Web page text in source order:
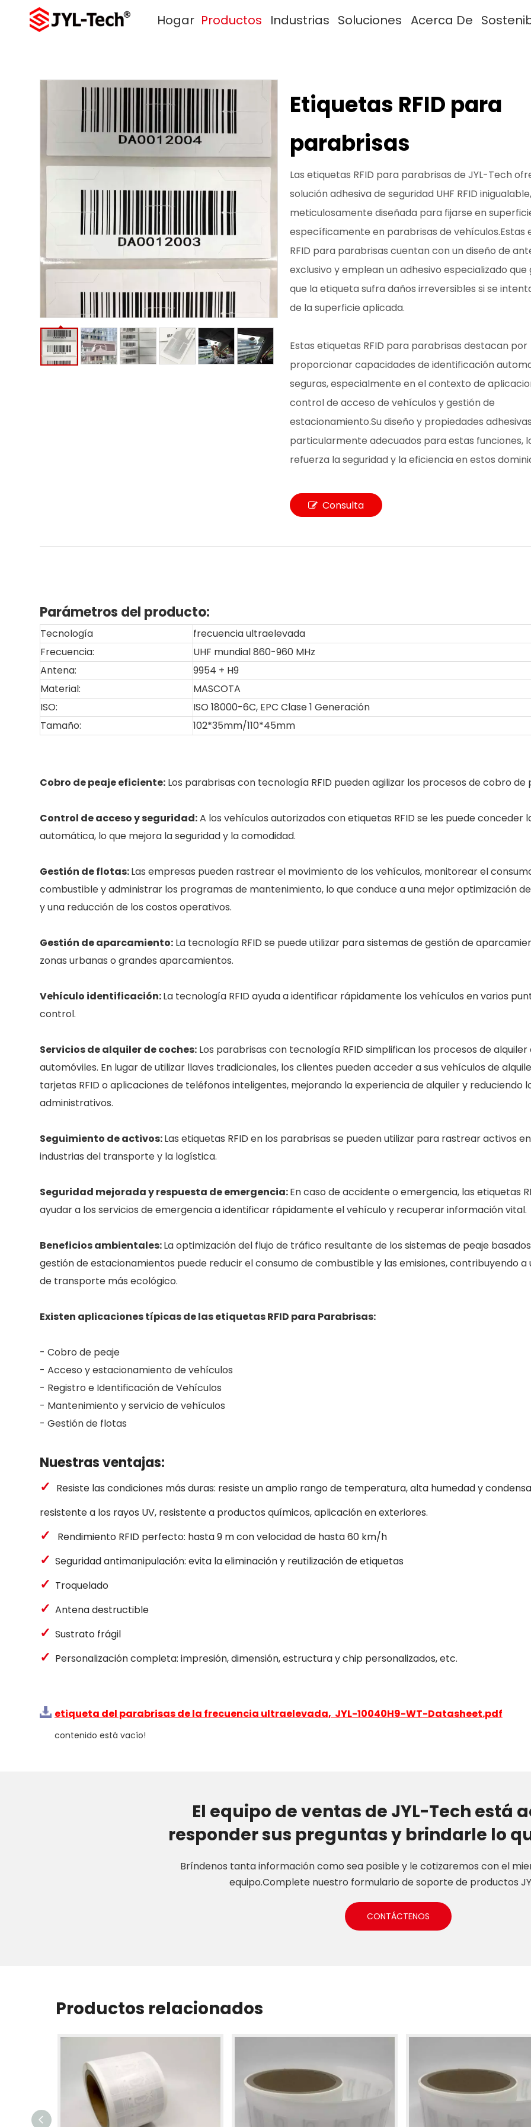
Hogar Productos Industrias Soluciones Acerca De
Etiquetas RFID para
parabrisas
Las etiquetas RFID para parabrisas de JYL-Tech
solución adhesiva de seguridad UHF RFID inigualable,
meticulosamente diseñada para fijarse en
específicamente en parabrisas de vehículos.Estas
RFID para parabrisas cuentan con un diseño de
exclusivo y emplean un adhesivo especializado
que la etiqueta sufra daños irreversibles si se
de la superficie aplicada.
Estas etiquetas RFID para parabrisas destacan por
proporcionar capacidades de identificación
seguras, especialmente en el contexto de
control de acceso de vehículos y gestión de
estacionamiento.Su diseño y propiedades
particularmente adecuados para estas funciones,
refuerza la seguridad y la eficiencia en estos
Consulta
Parámetros del producto:
Tecnología
frecuencia ultraelevada
Frecuencia:
UHF mundial 860-960 MHz
Antena:
9954 + H9
Material:
MASCOTA
ISO:
ISO 18000-6C, EPC Clase 1 Generación
Tamaño:
102*35mm/110*45mm
Cobro de peaje eficiente:Los parabrisas con tecnología RFID pueden agilizar los procesos de cobro de
Control de acceso y seguridad:A los vehículos autorizados con etiquetas RFID se les puede conceder
automática, lo que mejora la seguridad y la comodidad.
Gestión de flotas:Las empresas pueden rastrear el movimiento de los vehículos, monitorear el
combustible y administrar los programas de mantenimiento, lo que conduce a una mejor optimización
y una reducción de los costos operativos.
Gestión de aparcamiento:La tecnología RFID se puede utilizar para sistemas de gestión de
zonas urbanas o grandes aparcamientos.
Vehículo identificación:La tecnología RFID ayuda a identificar rápidamente los vehículos en varios
control.
Servicios de alquiler de coches:Los parabrisas con tecnología RFID simplifican los procesos de alquiler
automóviles. En lugar de utilizar llaves tradicionales, los clientes pueden acceder a sus vehículos de
tarjetas RFID o aplicaciones de teléfonos inteligentes, mejorando la experiencia de alquiler y reduciendo
administrativos.
Seguimiento de activos:Las etiquetas RFID en los parabrisas se pueden utilizar para rastrear activos
industrias del transporte y la logística.
Seguridad mejorada y respuesta de emergencia:En caso de accidente o emergencia, las etiquetas
ayudar a los servicios de emergencia a identificar rápidamente el vehículo y recuperar información vital.
Beneficios ambientales:La optimización del flujo de tráfico resultante de los sistemas de peaje basados
gestión de estacionamientos puede reducir el consumo de combustible y las emisiones, contribuyendo a
de transporte más ecológico.
Existen aplicaciones típicas de las etiquetas RFID para Parabrisas:
- Cobro de peaje
- Acceso y estacionamiento de vehículos
- Registro e Identificación de Vehículos
- Mantenimiento y servicio de vehículos
- Gestión de flotas
Nuestras ventajas:
✓ Resiste las condiciones más duras: resiste un amplio rango de temperatura, alta humedad y
resistente a los rayos UV, resistente a productos químicos, aplicación en exteriores.
✓ Rendimiento RFID perfecto: hasta 9 m con velocidad de hasta 60 km/h
✓ Seguridad antimanipulación: evita la eliminación y reutilización de etiquetas
✓ Troquelado
✓ Antena destructible
✓ Sustrato frágil
✓ Personalización completa: impresión, dimensión, estructura y chip personalizados, etc.
etiqueta del parabrisas de la frecuencia ultraelevada, JYL-10040H9-WT-Datasheet.pdf
contenido está vacío!
El equipo de ventas de JYL-Tech está
responder sus preguntas y brindarle lo
Bríndenos tanta información como sea posible y le cotizaremos con el
equipo.Complete nuestro formulario de soporte de productos
CONTÁCTENOS
Productos relacionados